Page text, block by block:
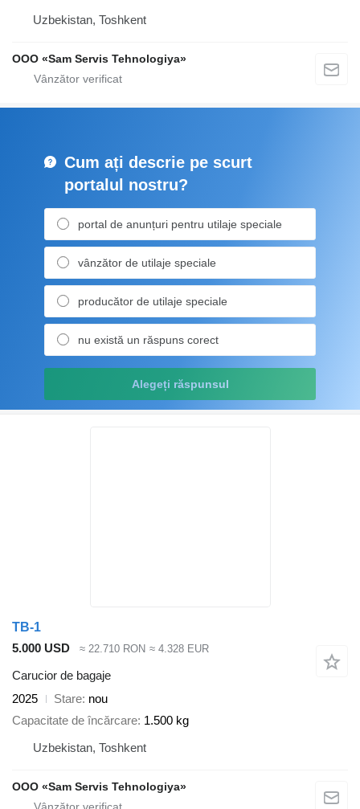
Uzbekistan, Toshkent
OOO «Sam Servis Tehnologiya»
Cum ați descrie pe scurt
portalul nostru?
portal de anunțuri pentru utilaje speciale
vânzător de utilaje speciale
producător de utilaje speciale
nu există un răspuns corect
Alegeți răspunsul
TB-1
5.000 USD
≈ 22.710 RON ≈ 4.328 EUR
Carucior de bagaje
2025
Stare nou
Capacitate de încărcare 1.500 kg
Uzbekistan, Toshkent
OOO «Sam Servis Tehnologiya»